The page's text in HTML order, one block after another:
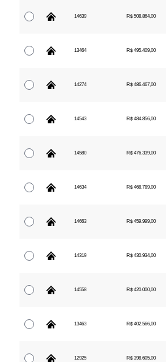
14639 R$ 508.864,00
13464 R$ 495.409,00
14274 R$ 486.467,00
14543 R$ 484.856,00
14580 R$ 476.339,00
14634 R$ 468.789,00
14663 R$ 459.999,00
14319 R$ 430.934,00
14558 R$ 420.000,00
13463 R$ 402.566,00
12925 R$ 398.605,00